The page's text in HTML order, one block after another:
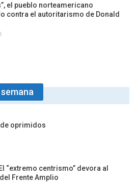
el pueblo norteamericano
contra el autoritarismo de Donald
oprimidos
“extremo centrismo” devora al
Frente Amplio